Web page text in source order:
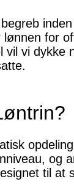
for
vil vi
og
til